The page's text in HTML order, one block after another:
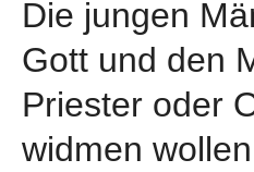
Die jungen
Gott und den
Priester oder
widmen